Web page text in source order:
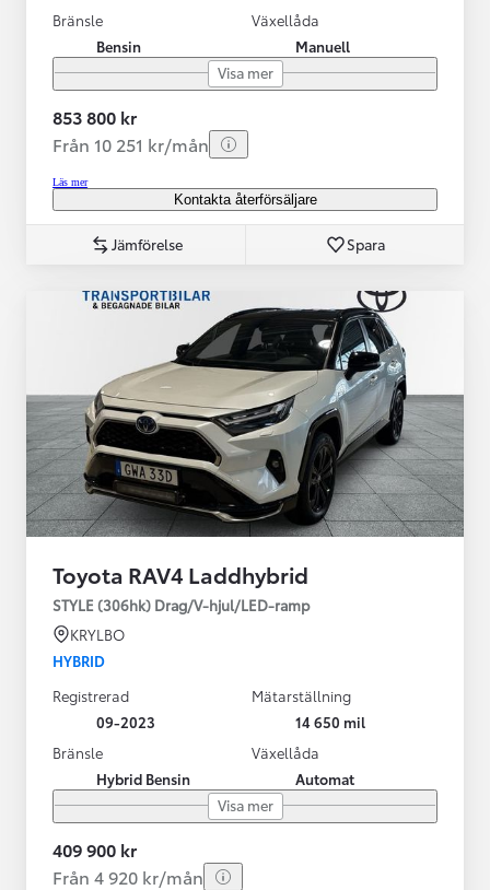
Bränsle
Bensin
Växellåda
Manuell
Visa mer
853 800 kr
Från 10 251 kr/mån
Läs mer
Kontakta återförsäljare
Jämförelse Spara
Toyota RAV4 Laddhybrid
STYLE (306hk) Drag/V-hjul/LED-ramp
KRYLBO
HYBRID
Registrerad
09-2023
Mätarställning
14 650 mil
Bränsle
Hybrid Bensin
Växellåda
Automat
Visa mer
409 900 kr
Från 4 920 kr/mån